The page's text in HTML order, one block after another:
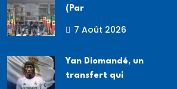
(Par
7 Août 2026
Yan Diomandé, un
transfert qui